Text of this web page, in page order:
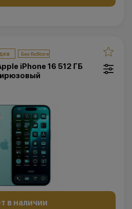
iPhone 16 512 ГБ
в наличии